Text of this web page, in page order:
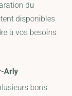
du
disponibles
à vos besoins
Arly
bons